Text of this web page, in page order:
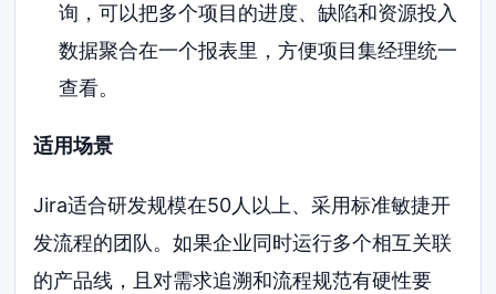
询，可以把多个项目的进度、缺陷和资源投入
数据聚合在一个报表里，方便项目集经理统一
查看。
适用场景
Jira适合研发规模在50人以上、采用标准敏捷开
发流程的团队。如果企业同时运行多个相互关联
的产品线，且对需求追溯和流程规范有硬性要